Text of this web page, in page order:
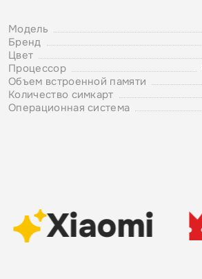
Модель
Бренд
Цвет
Процессор
Объем встроенной памяти
Количество симкарт
Операционная система
Xiaomi